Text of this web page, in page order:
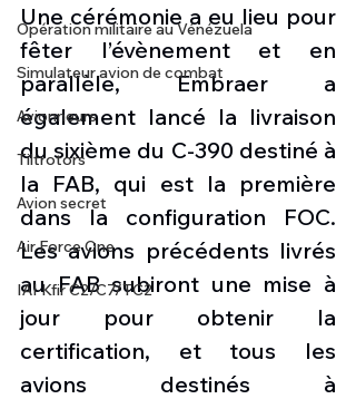
Opération militaire au Vénézuela
Simulateur avion de combat
Avionneurs
Tiltrotors
Avion secret
Air Force One
IAI Kfir C2/C7/TC2
Une cérémonie a eu lieu pour
fêter l’évènement et en
parallèle, Embraer a
également lancé la livraison
du sixième du C-390 destiné à
la FAB, qui est la première
dans la configuration FOC.
Les avions précédents livrés
au FAB subiront une mise à
jour pour obtenir la
certification, et tous les
avions destinés à